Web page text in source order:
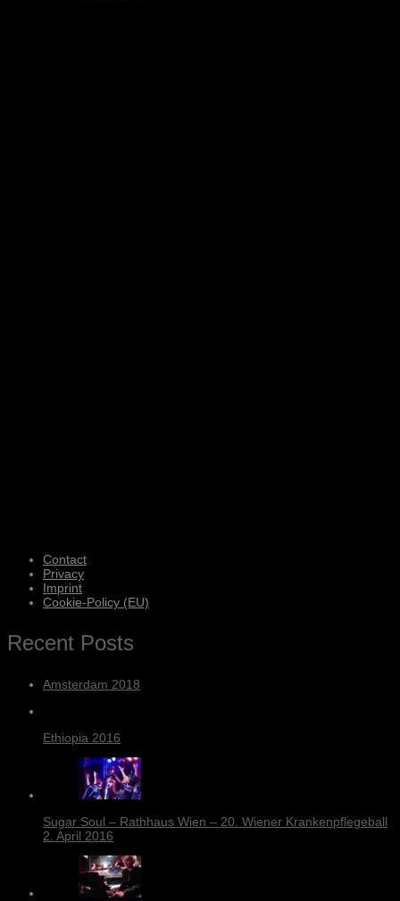
Contact
Privacy
Imprint
Cookie-Policy (EU)
Recent Posts
Amsterdam 2018
Ethiopia 2016
Sugar Soul – Rathhaus Wien – 20. Wiener Krankenpflegeball
2. April 2016